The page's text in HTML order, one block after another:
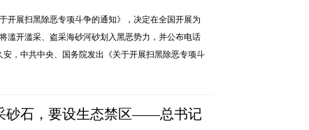
开展扫黑除恶专项斗争的通知》，决定在全国开展为
滥开滥采、盗采海砂河砂划入黑恶势力，并公布电话
，中共中央、国务院发出《关于开展扫黑除恶专项斗
砂石，要设生态禁区——总书记